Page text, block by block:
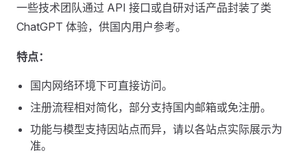
一些技术团队通过 API 接口或自研对话产品封装了类
ChatGPT 体验，供国内用户参考。
特点：
国内网络环境下可直接访问。
注册流程相对简化，部分支持国内邮箱或免注册。
功能与模型支持因站点而异，请以各站点实际展示为
准。